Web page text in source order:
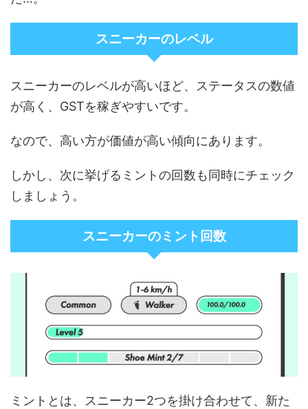
スニーカーのレベル
スニーカーのレベルが高いほど、ステータスの数値
が高く、GSTを稼ぎやすいです。
なので、高い方が価値が高い傾向にあります。
しかし、次に挙げるミントの回数も同時にチェック
しましょう。
スニーカーのミント回数
ミントとは、スニーカー2つを掛け合わせて、新た